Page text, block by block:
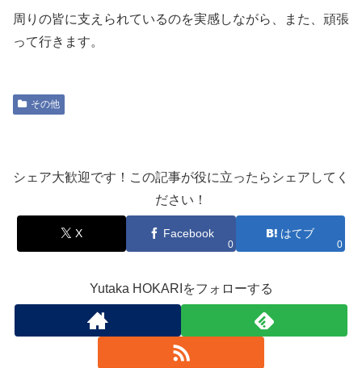
周りの皆に支えられているのを実感しながら、また、頑張
って行きます。
その他
シェア大歓迎です！この記事が役に立ったらシェアしてく
ださい！
X Facebook
0
はてブ
0
Yutaka HOKARIをフォローする